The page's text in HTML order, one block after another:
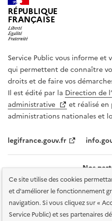
Ce site utilise des cookies
et d'améliorer le fonctionnement
navigation. Si vous cliquez sur «
Service Public) et ses partenaires
RÉPUBLIQUE
FRANÇAISE
Service Public vous informe et
qui permettent de connaître
droits et de faire vos
Il est édité par la Direction de
administrative
et réalisé en
administrations nationales et
legifrance.gouv.fr
Nos